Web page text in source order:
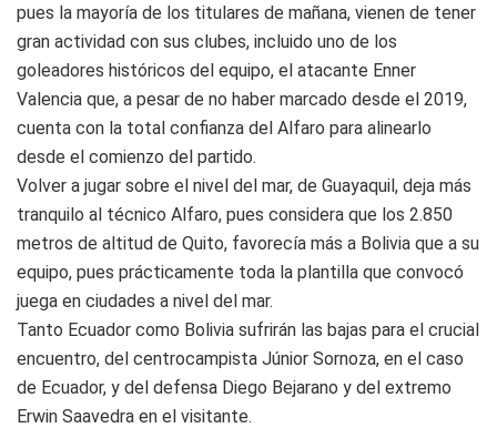
pues la mayoría de los titulares de mañana, vienen de tener
gran actividad con sus clubes, incluido uno de los
goleadores históricos del equipo, el atacante Enner
Valencia que, a pesar de no haber marcado desde el 2019,
cuenta con la total confianza del Alfaro para alinearlo
desde el comienzo del partido.
Volver a jugar sobre el nivel del mar, de Guayaquil, deja más
tranquilo al técnico Alfaro, pues considera que los 2.850
metros de altitud de Quito, favorecía más a Bolivia que a su
equipo, pues prácticamente toda la plantilla que convocó
juega en ciudades a nivel del mar.
Tanto Ecuador como Bolivia sufrirán las bajas para el crucial
encuentro, del centrocampista Júnior Sornoza, en el caso
de Ecuador, y del defensa Diego Bejarano y del extremo
Erwin Saavedra en el visitante.